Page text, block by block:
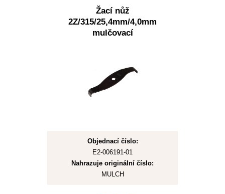
Žací nůž
2Z/315/25,4mm/4,0mm
mulčovací
Objednací číslo:
E2-006191-01
Nahrazuje originální číslo:
MULCH